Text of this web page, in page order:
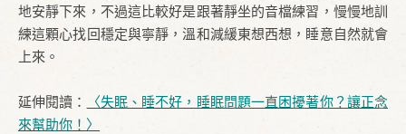
地安靜下來，不過這比較好是跟著靜坐的音檔練習，慢慢地訓
練這顆心找回穩定與寧靜，溫和減緩東想西想，睡意自然就會
上來。
延伸閱讀：
〈失眠、睡不好，睡眠問題一直困擾著你？讓正念
來幫助你！〉